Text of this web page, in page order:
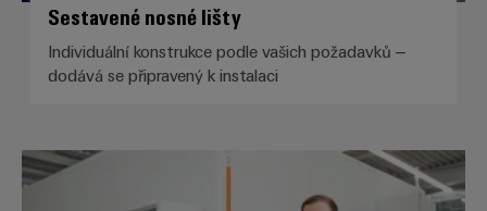
Sestavené nosné lišty
Individuální konstrukce podle vašich požadavků –
dodává se připravený k instalaci
Montážní služba Klippon®